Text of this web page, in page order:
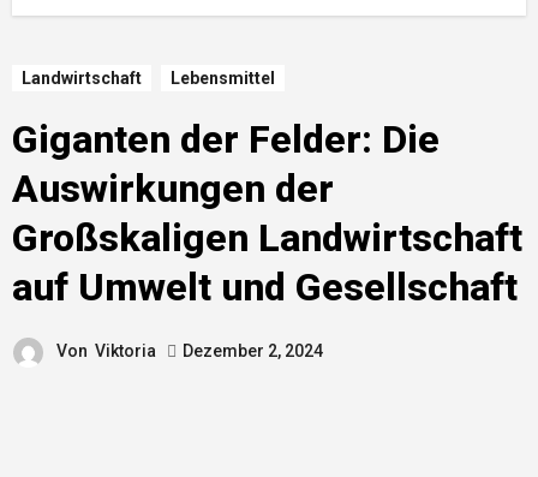
Landwirtschaft Lebensmittel
Giganten der Felder: Die
Auswirkungen der
Großskaligen Landwirtschaft
auf Umwelt und Gesellschaft
Von Viktoria Dezember 2, 2024